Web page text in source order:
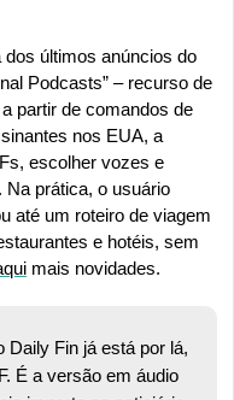
dos últimos anúncios do
Podcasts” – recurso de
partir de comandos de
nos EUA, a
escolher vozes e
prática, o usuário
até um roteiro de viagem
e hotéis, sem
mais novidades.
Daily Fin já está por lá,
É a versão em áudio